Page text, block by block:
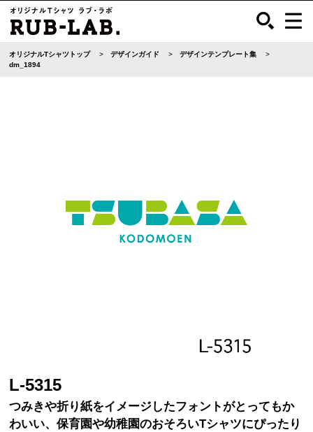
オリジナルTシャツトップ デザインガイド
デザインテンプレート集
dm_1894
L-5315
つみきや折り紙をイメージしたフォントがとってもか
わいい、保育園や幼稚園のおそろいTシャツにぴったり